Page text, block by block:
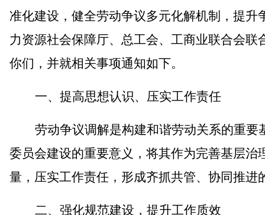
准化建设，健全劳动争议多元化解机制，提升
力资源社会保障厅、总工会、工商业联合会联
你们，并就相关事项通知如下。
一、 提高思想认识、压实工作责任
劳动争议调解是构建和谐劳动关系的重
委员会建设的重要意义，将其作为完善基层
量，压实工作责任，形成齐抓共管、协同推
二、 强化规范建设，提升工作质效